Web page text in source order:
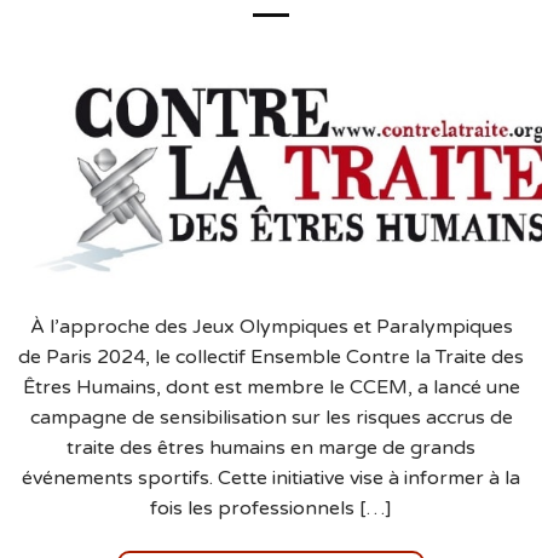
À l’approche des Jeux Olympiques et Paralympiques
de Paris 2024, le collectif Ensemble Contre la Traite des
Êtres Humains, dont est membre le CCEM, a lancé une
campagne de sensibilisation sur les risques accrus de
traite des êtres humains en marge de grands
événements sportifs. Cette initiative vise à informer à la
fois les professionnels […]